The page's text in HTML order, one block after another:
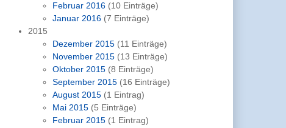
Februar 2016 (10 Einträge)
Januar 2016 (7 Einträge)
2015
Dezember 2015 (11 Einträge)
November 2015 (13 Einträge)
Oktober 2015 (8 Einträge)
September 2015 (16 Einträge)
August 2015 (1 Eintrag)
Mai 2015 (5 Einträge)
Februar 2015 (1 Eintrag)